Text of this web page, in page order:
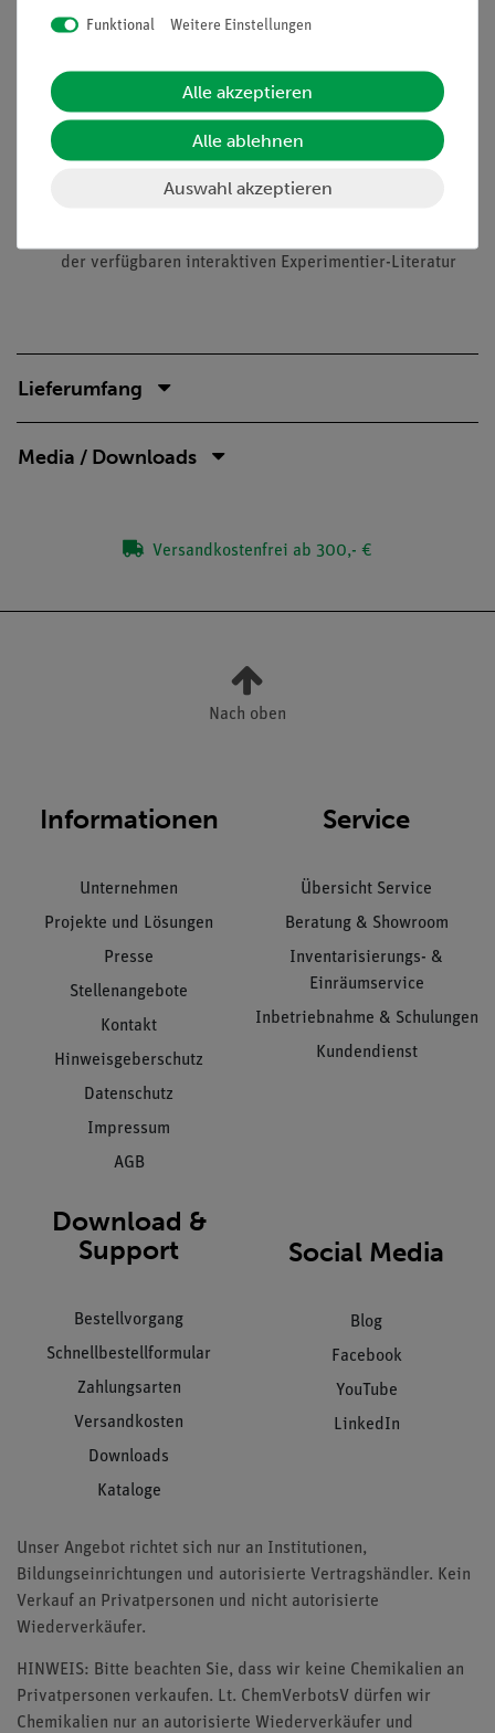
Versuchen aus dem Bereich Anorganischer Chemie -
Experimentierliteratur für Schüler und Lehrer erhältlich:
Minimale Vorbereitungszeit
der verfügbaren interaktiven Experimentier-Literatur
Lieferumfang
Media / Downloads
Versandkostenfrei ab 300,- €
Nach oben
Informationen
Unternehmen
Projekte und Lösungen
Presse
Stellenangebote
Kontakt
Hinweisgeberschutz
Datenschutz
Impressum
AGB
Service
Übersicht Service
Beratung & Showroom
Inventarisierungs- &
Einräumservice
Inbetriebnahme & Schulungen
Kundendienst
Download &
Support
Bestellvorgang
Schnellbestellformular
Zahlungsarten
Versandkosten
Downloads
Kataloge
Social Media
Blog
Facebook
YouTube
LinkedIn
Unser Angebot richtet sich nur an Institutionen,
Bildungseinrichtungen und autorisierte Vertragshändler. Kein
Verkauf an Privatpersonen und nicht autorisierte
Wiederverkäufer.
HINWEIS: Bitte beachten Sie, dass wir keine Chemikalien an
Privatpersonen verkaufen. Lt. ChemVerbotsV dürfen wir
Chemikalien nur an autorisierte Wiederverkäufer und
Funktional Weitere Einstellungen
Alle akzeptieren
Alle ablehnen
Auswahl akzeptieren